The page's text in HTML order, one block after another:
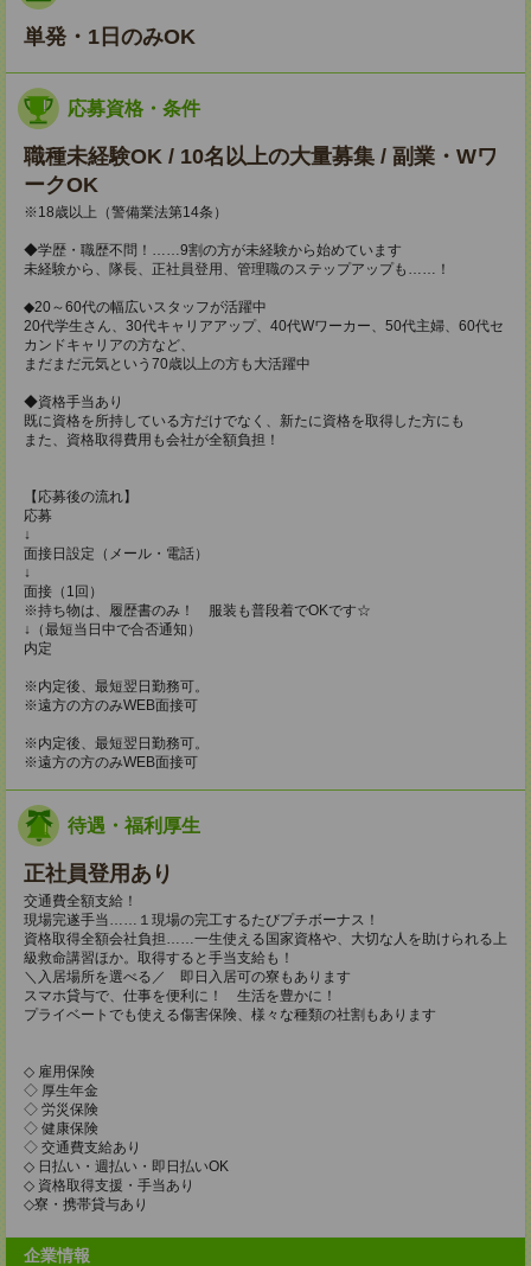
単発・1日のみOK
応募資格・条件
職種未経験OK / 10名以上の大量募集 / 副業・Wワ
ークOK
※18歳以上（警備業法第14条）
◆学歴・職歴不問！……9割の方が未経験から始めています
未経験から、隊長、正社員登用、管理職のステップアップも……！
◆20～60代の幅広いスタッフが活躍中
20代学生さん、30代キャリアアップ、40代Wワーカー、50代主婦、60代セ
カンドキャリアの方など、
まだまだ元気という70歳以上の方も大活躍中
◆資格手当あり
既に資格を所持している方だけでなく、新たに資格を取得した方にも
また、資格取得費用も会社が全額負担！
【応募後の流れ】
応募
↓
面接日設定（メール・電話）
↓
面接（1回）
※持ち物は、履歴書のみ！ 服装も普段着でOKです☆
↓（最短当日中で合否通知）
内定
※内定後、最短翌日勤務可。
※遠方の方のみWEB面接可
※内定後、最短翌日勤務可。
※遠方の方のみWEB面接可
待遇・福利厚生
正社員登用あり
交通費全額支給！
現場完遂手当……１現場の完工するたびプチボーナス！
資格取得全額会社負担……一生使える国家資格や、大切な人を助けられる上
級救命講習ほか。取得すると手当支給も！
＼入居場所を選べる／ 即日入居可の寮もあります
スマホ貸与で、仕事を便利に！ 生活を豊かに！
プライベートでも使える傷害保険、様々な種類の社割もあります
◇ 雇用保険
◇ 厚生年金
◇ 労災保険
◇ 健康保険
◇ 交通費支給あり
◇ 日払い・週払い・即日払いOK
◇ 資格取得支援・手当あり
◇寮・携帯貸与あり
企業情報